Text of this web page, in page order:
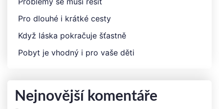
Pro dlouhé i krátké cesty
Když láska pokračuje šťastně
Pobyt je vhodný i pro vaše děti
Nejnovější komentáře